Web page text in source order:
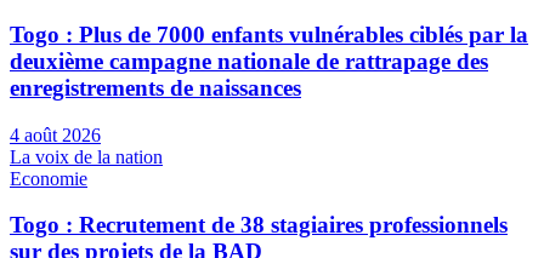
Togo : Plus de 7000 enfants vulnérables ciblés par la
deuxième campagne nationale de rattrapage des
enregistrements de naissances
4 août 2026
La voix de la nation
Economie
Togo : Recrutement de 38 stagiaires professionnels
sur des projets de la BAD